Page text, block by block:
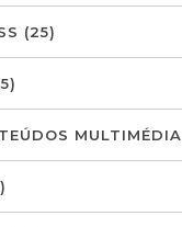
(25)
MULTIMÉDIA